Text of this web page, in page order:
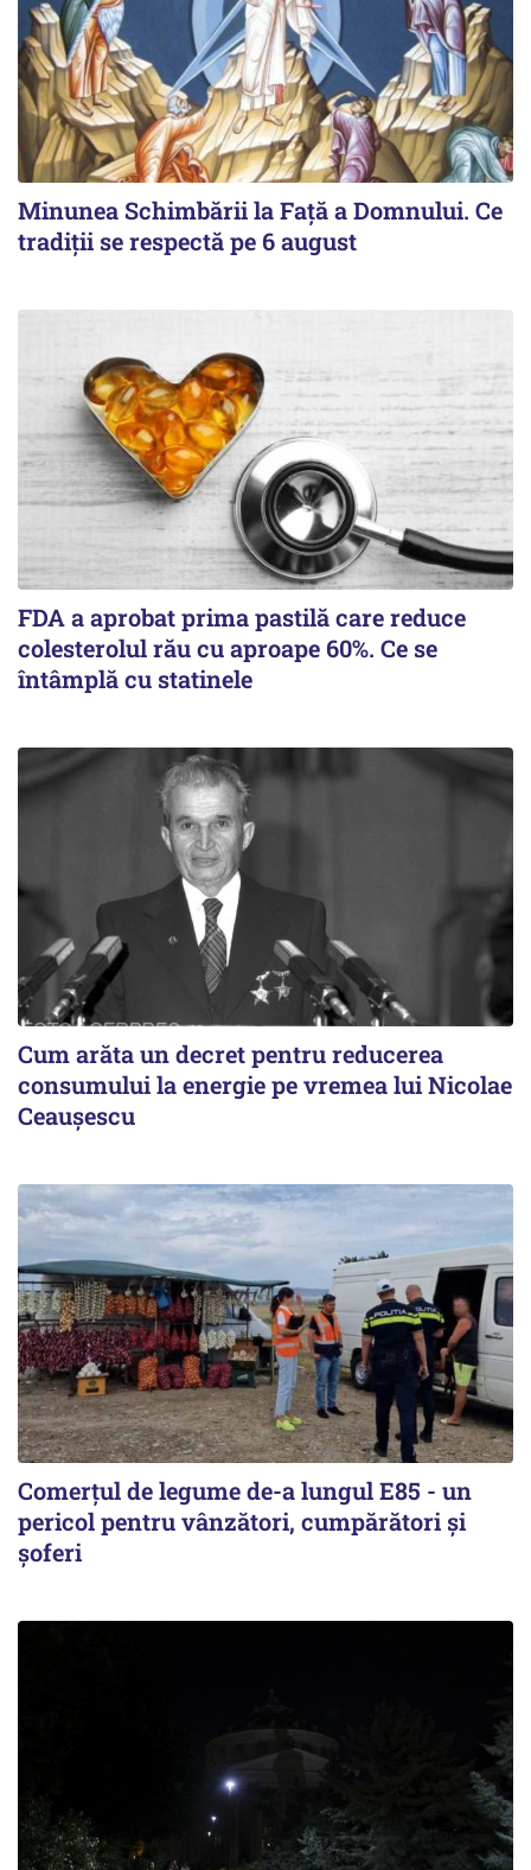
Minunea Schimbării la Față a Domnului. Ce
tradiții se respectă pe 6 august
FDA a aprobat prima pastilă care reduce
colesterolul rău cu aproape 60%. Ce se
întâmplă cu statinele
Cum arăta un decret pentru reducerea
consumului la energie pe vremea lui Nicolae
Ceaușescu
Comerțul de legume de-a lungul E85 - un
pericol pentru vânzători, cumpărători și
șoferi